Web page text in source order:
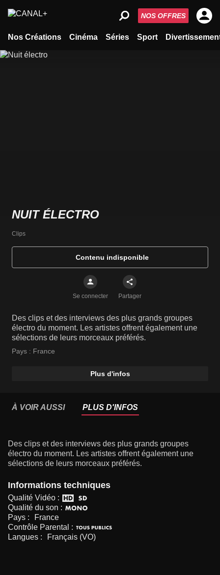
Nos Créations Cinéma Séries Sport
NOS OFFRES
NUIT ÉLECTRO
Clips
Contenu indisponible
Se connecter Partager
Des clips et des interviews des plus grands groupes
électro du moment. Les artistes offrent également une
sélections de leurs morceaux préférés.
Pays : France
Plus d'infos
À VOIR AUSSI PLUS D'INFOS
Des clips et des interviews des plus grands groupes
électro du moment. Les artistes offrent également une
sélections de leurs morceaux préférés.
Informations techniques
Qualité Vidéo :
Qualité du son :
Pays :
France
Contrôle Parental :
Langues :
Français (VO)